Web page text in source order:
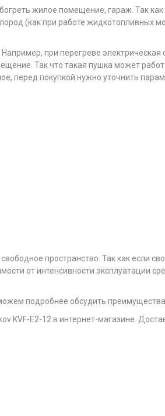
жилое помещение, гараж. Так
(как при работе жидкотопливных
при перегреве
Так что такая пушка может
перед покупкой нужно уточнить
пространство. Так как если
от интенсивности эксплуатации
подробнее обсудить
E2-12 в интернет-магазине.